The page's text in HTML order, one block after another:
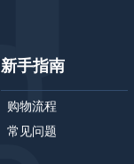
新手指南
购物流程
常见问题